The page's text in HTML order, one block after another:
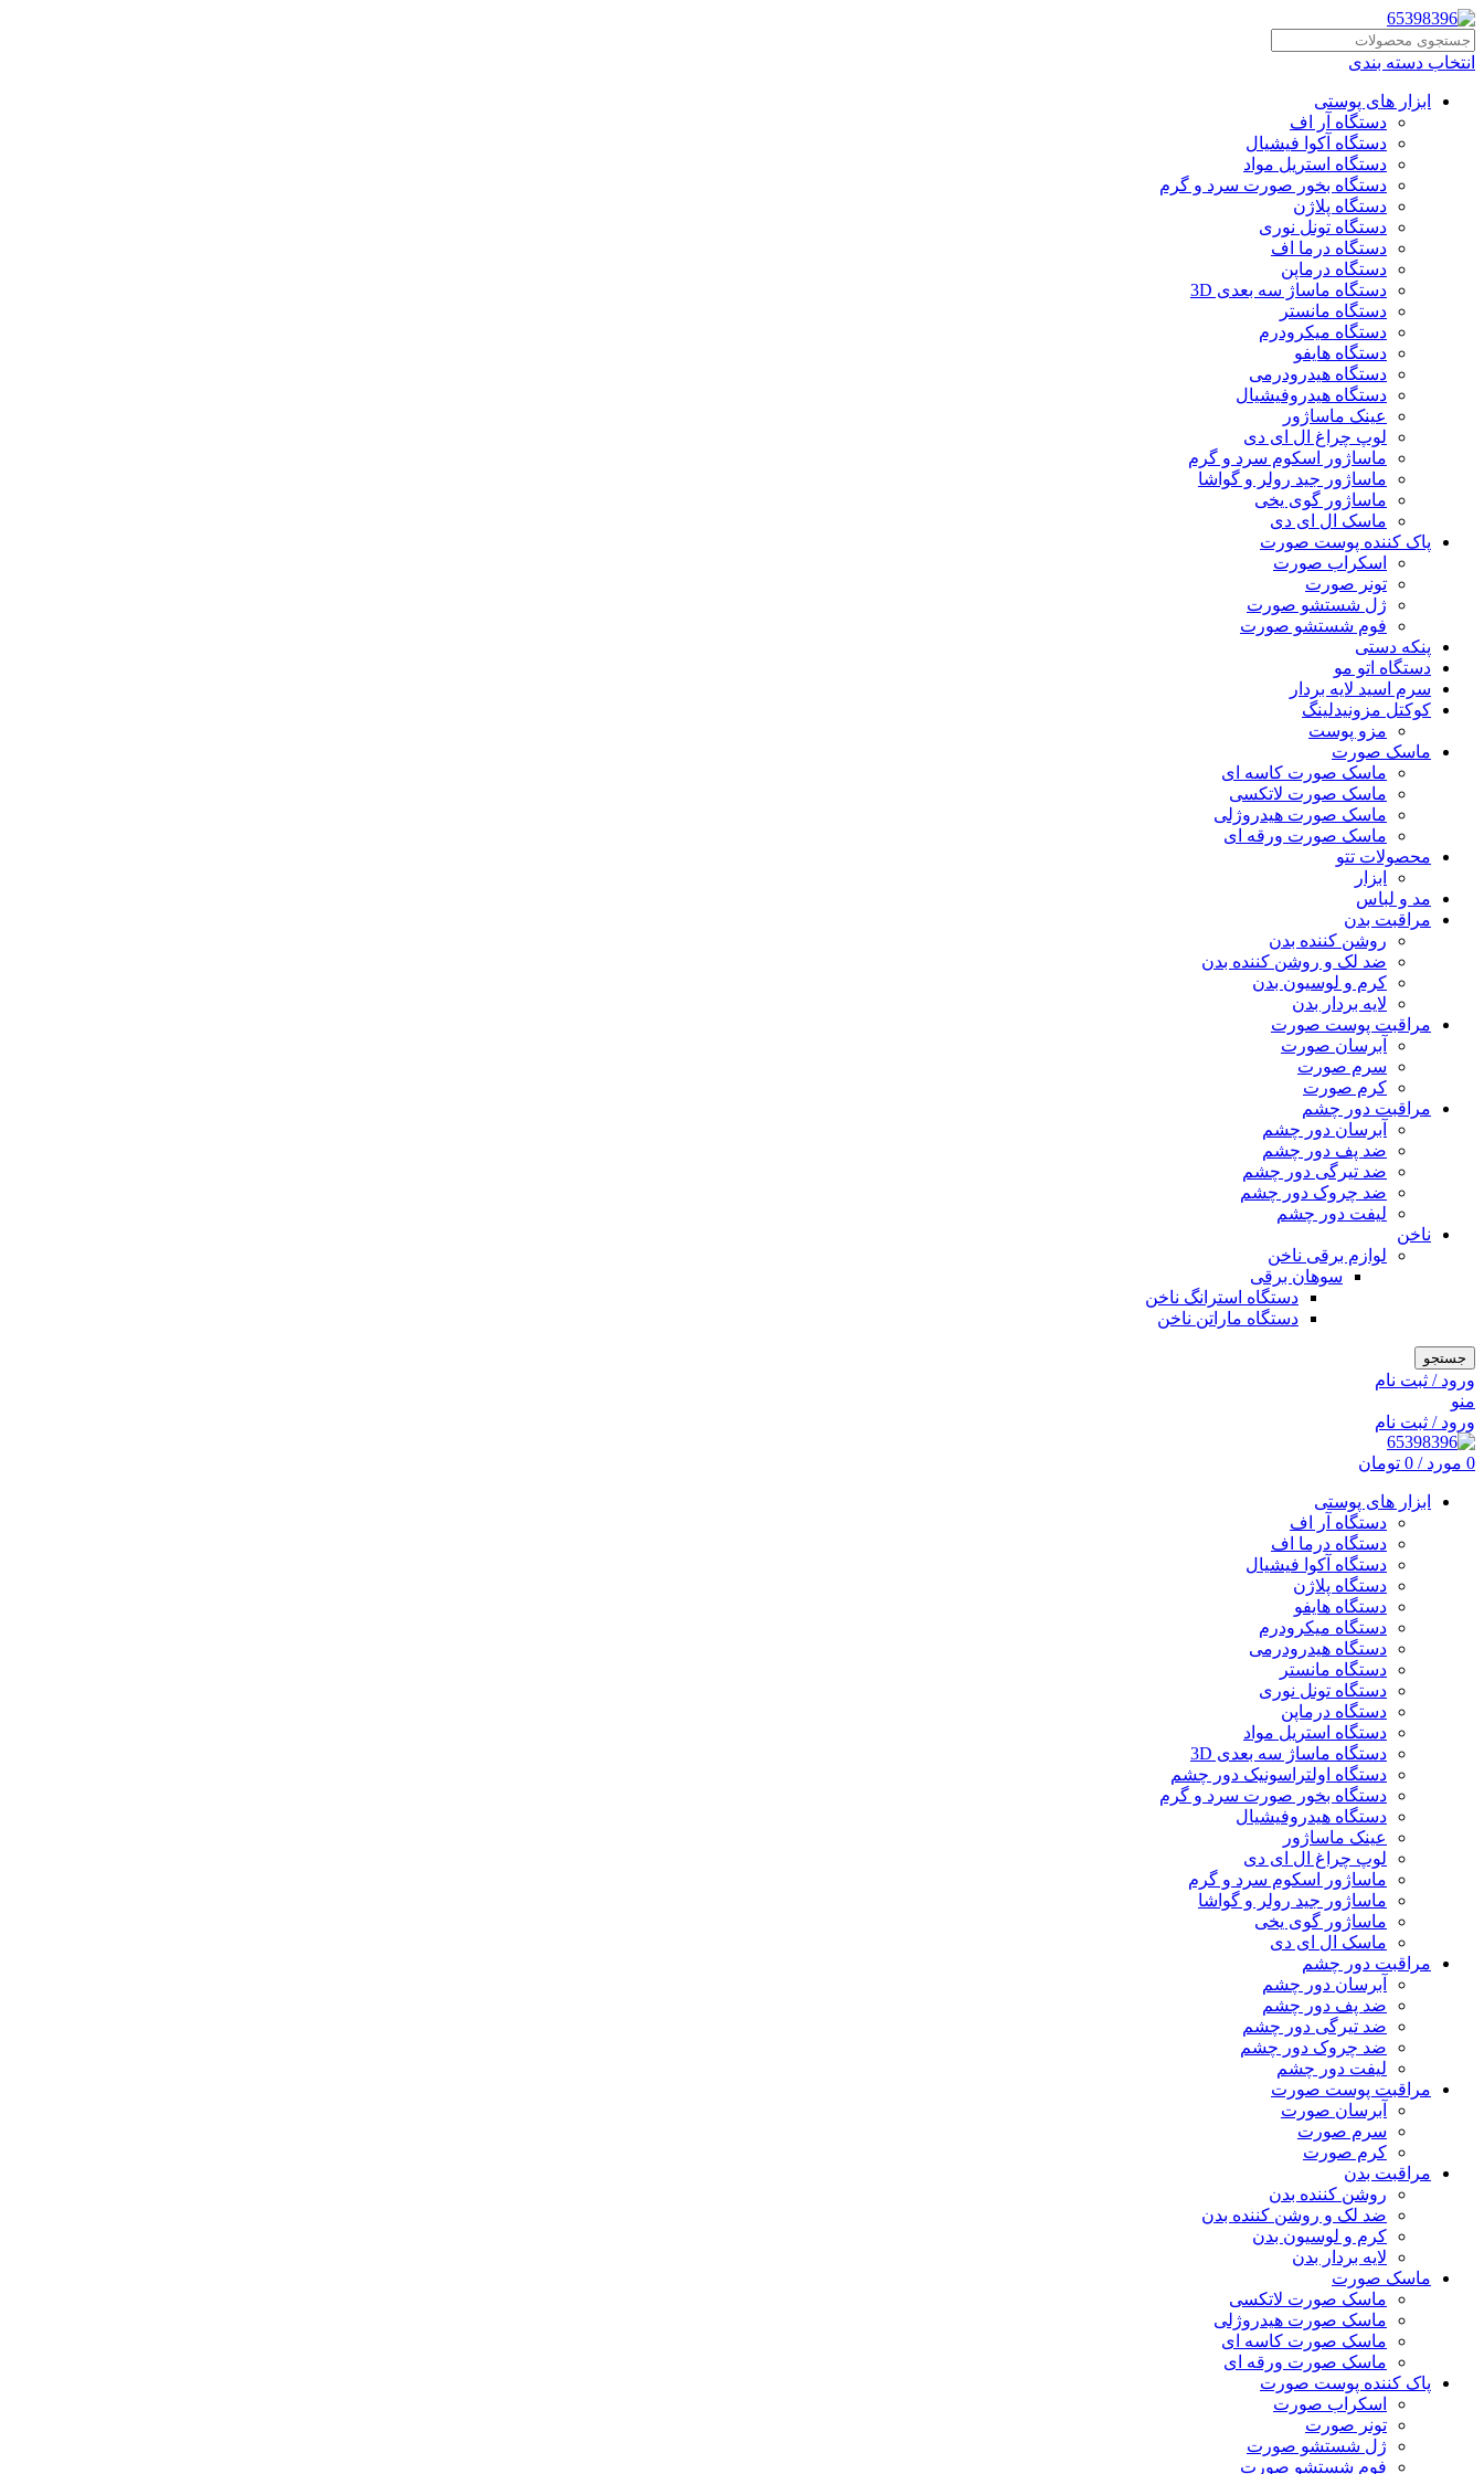
انتخاب دسته بندی
ابزار های پوستی
دستگاه آر اف
دستگاه آکوا فیشیال
دستگاه استریل مواد
دستگاه بخور صورت سرد و گرم
دستگاه پلاژن
دستگاه تونل نوری
دستگاه درما اف
دستگاه درماپن
دستگاه ماساژ سه بعدی 3D
دستگاه مانستر
دستگاه میکرودرم
دستگاه هایفو
دستگاه هیدرودرمی
دستگاه هیدروفیشیال
عینک ماساژور
لوپ چراغ ال ای دی
ماساژور اسکوم سرد و گرم
ماساژور جید رولر و گواشا
ماساژور گوی یخی
ماسک ال ای دی
پاک کننده پوست صورت
اسکراب صورت
تونر صورت
ژل شستشو صورت
فوم شستشو صورت
پنکه دستی
دستگاه اتو مو
سرم اسید لایه بردار
کوکتل مزونیدلینگ
مزو پوست
ماسک صورت
ماسک صورت کاسه ای
ماسک صورت لاتکسی
ماسک صورت هیدروژلی
ماسک صورت ورقه ای
محصولات تتو
ابزار
مد و لباس
مراقبت بدن
روشن کننده بدن
ضد لک و روشن کننده بدن
کرم و لوسیون بدن
لایه بردار بدن
مراقبت پوست صورت
آبرسان صورت
سرم صورت
کرم صورت
مراقبت دور چشم
آبرسان دور چشم
ضد پف دور چشم
ضد تیرگی دور چشم
ضد چروک دور چشم
لیفت دور چشم
ناخن
لوازم برقی ناخن
سوهان برقی
دستگاه استرانگ ناخن
دستگاه ماراتن ناخن
جستجو
ورود / ثبت نام
منو
ورود / ثبت نام
0 مورد /
0 تومان
ابزار های پوستی
دستگاه آر اف
دستگاه درما اف
دستگاه آکوا فیشیال
دستگاه پلاژن
دستگاه هایفو
دستگاه میکرودرم
دستگاه هیدرودرمی
دستگاه مانستر
دستگاه تونل نوری
دستگاه درماپن
دستگاه استریل مواد
دستگاه ماساژ سه بعدی 3D
دستگاه اولتراسونیک دور چشم
دستگاه بخور صورت سرد و گرم
دستگاه هیدروفیشیال
عینک ماساژور
لوپ چراغ ال ای دی
ماساژور اسکوم سرد و گرم
ماساژور جید رولر و گواشا
ماساژور گوی یخی
ماسک ال ای دی
مراقبت دور چشم
آبرسان دور چشم
ضد پف دور چشم
ضد تیرگی دور چشم
ضد چروک دور چشم
لیفت دور چشم
مراقبت پوست صورت
آبرسان صورت
سرم صورت
کرم صورت
مراقبت بدن
روشن کننده بدن
ضد لک و روشن کننده بدن
کرم و لوسیون بدن
لایه بردار بدن
ماسک صورت
ماسک صورت لاتکسی
ماسک صورت هیدروژلی
ماسک صورت کاسه ای
ماسک صورت ورقه ای
پاک کننده پوست صورت
اسکراب صورت
تونر صورت
ژل شستشو صورت
فوم شستشو صورت